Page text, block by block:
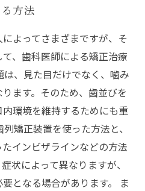
方法
よってさまざまですが、そ
、歯科医師による矯正治療
、見た目だけでなく、噛み
ます。そのため、歯並びを
環境を維持するためにも重
矯正装置を使った方法と、
インビザラインなどの方法
状によって異なりますが、
となる場合があります。 ま